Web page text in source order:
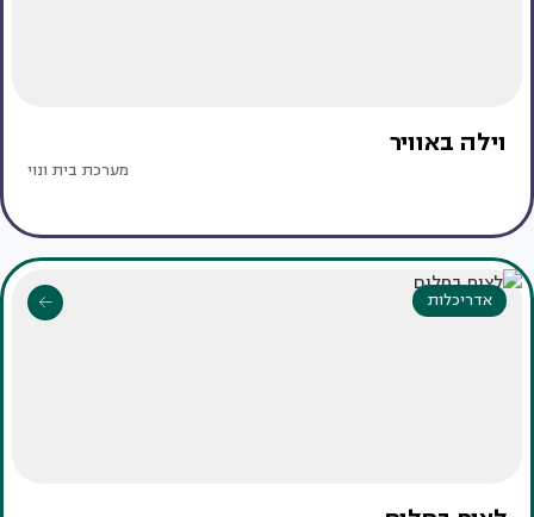
וילה באוויר
מערכת בית ונוי
אדריכלות